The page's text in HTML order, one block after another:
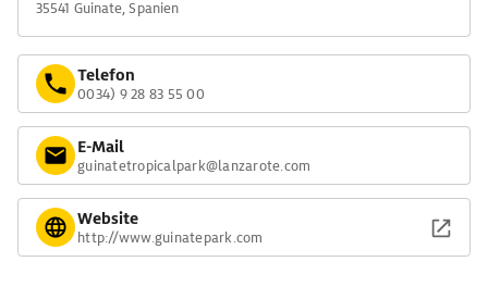
35541 Guinate, Spanien
Telefon
0034) 9 28 83 55 00
E-Mail
guinatetropicalpark@lanzarote.com
Website
http://www.guinatepark.com